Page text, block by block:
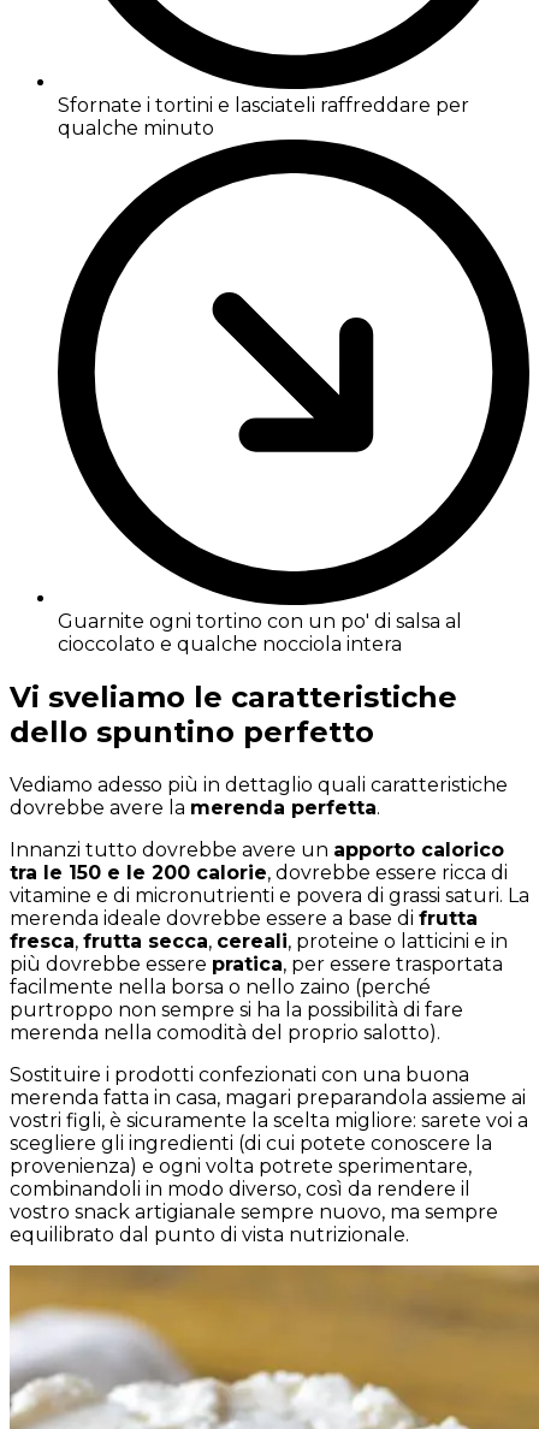
Sfornate i tortini e lasciateli raffreddare per
qualche minuto
Guarnite ogni tortino con un po' di salsa al
cioccolato e qualche nocciola intera
Vi sveliamo le caratteristiche
dello spuntino perfetto
Vediamo adesso più in dettaglio quali caratteristiche
dovrebbe avere la merenda perfetta.
Innanzi tutto dovrebbe avere un apporto calorico
tra le 150 e le 200 calorie, dovrebbe essere ricca di
vitamine e di micronutrienti e povera di grassi saturi. La
merenda ideale dovrebbe essere a base di frutta
fresca, frutta secca, cereali, proteine o latticini e in
più dovrebbe essere pratica, per essere trasportata
facilmente nella borsa o nello zaino (perché
purtroppo non sempre si ha la possibilità di fare
merenda nella comodità del proprio salotto).
Sostituire i prodotti confezionati con una buona
merenda fatta in casa, magari preparandola assieme ai
vostri figli, è sicuramente la scelta migliore: sarete voi a
scegliere gli ingredienti (di cui potete conoscere la
provenienza) e ogni volta potrete sperimentare,
combinandoli in modo diverso, così da rendere il
vostro snack artigianale sempre nuovo, ma sempre
equilibrato dal punto di vista nutrizionale.